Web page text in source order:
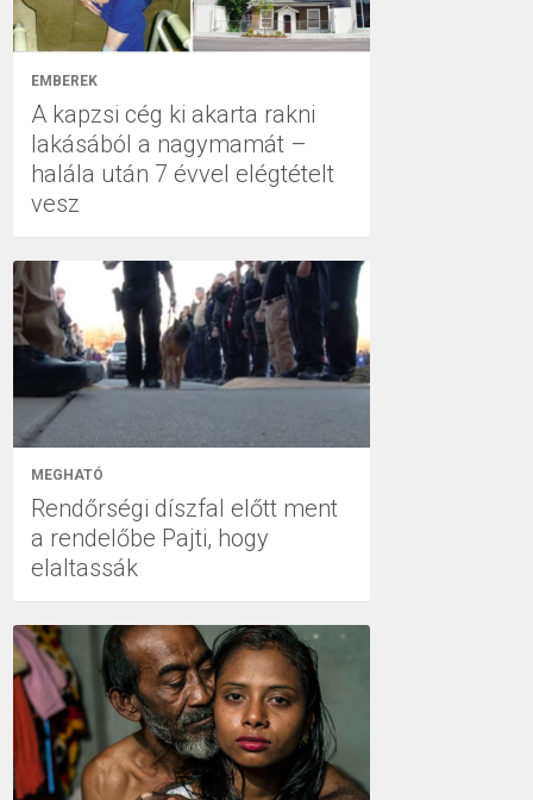
EMBEREK
A kapzsi cég ki akarta rakni
lakásából a nagymamát –
halála után 7 évvel elégtételt
vesz
MEGHATÓ
Rendőrségi díszfal előtt ment
a rendelőbe Pajti, hogy
elaltassák